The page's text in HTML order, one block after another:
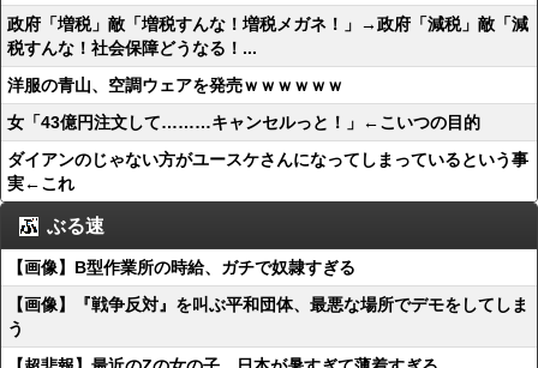
政府「増税」敵「増税すんな！増税メガネ！」→政府「減税」敵「減
税すんな！社会保障どうなる！...
洋服の青山、空調ウェアを発売ｗｗｗｗｗｗ
女「43億円注文して………キャンセルっと！」←こいつの目的
ダイアンのじゃない方がユースケさんになってしまっているという事
実←これ
ぶる速
【画像】B型作業所の時給、ガチで奴隷すぎる
【画像】『戦争反対』を叫ぶ平和団体、最悪な場所でデモをしてしま
う